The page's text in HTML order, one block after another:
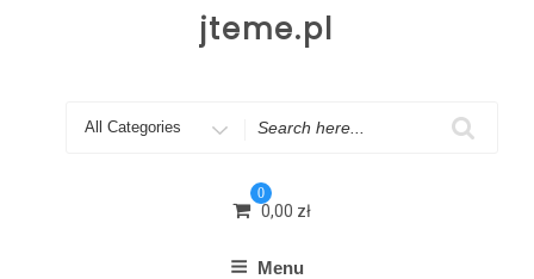
jteme.pl
Search
0
0,00 zł
Menu